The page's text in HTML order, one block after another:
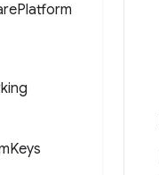
Platform
Keys